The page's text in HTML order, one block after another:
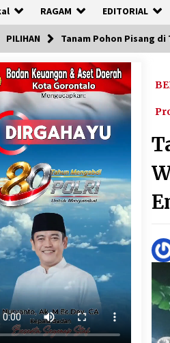
RAGAM EDITORIAL
PILIHAN Tanam Pohon Pisang